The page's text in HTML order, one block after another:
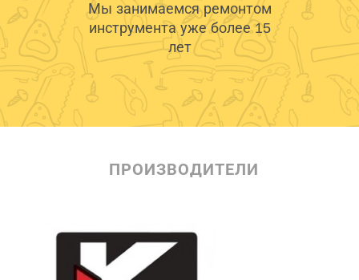
Мы занимаемся ремонтом
инструмента уже более 15
лет
ПРОИЗВОДИТЕЛИ